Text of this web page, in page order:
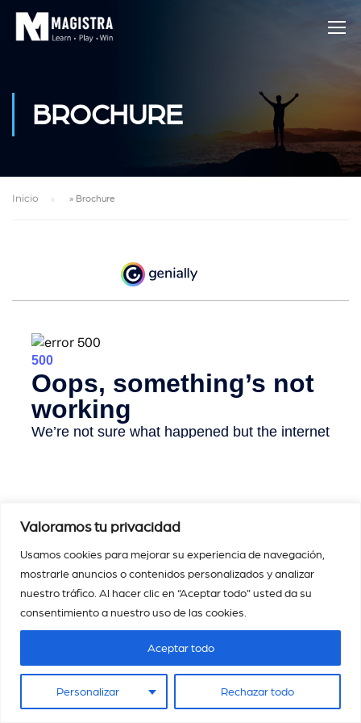
Valoramos tu privacidad
Usamos cookies para mejorar su experiencia de navegación,
mostrarle anuncios o contenidos personalizados y analizar
nuestro tráfico. Al hacer clic en “Aceptar todo” usted da su
consentimiento a nuestro uso de las cookies.
Personalizar Rechazar todo
Aceptar todo
BROCHURE
Inicio » Brochure
2025 – Magistra. Todos los derechos reservados |
Desarrollado por Deckasoft.